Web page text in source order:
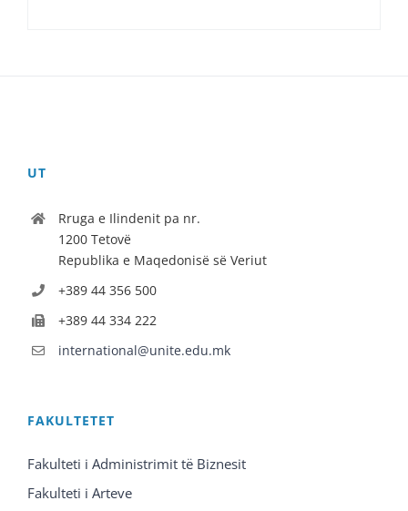
UT
Rruga e Ilindenit pa nr.
1200 Tetovë
Republika e Maqedonisë së Veriut
+389 44 356 500
+389 44 334 222
international@unite.edu.mk
FAKULTETET
Fakulteti i Administrimit të Biznesit
Fakulteti i Arteve